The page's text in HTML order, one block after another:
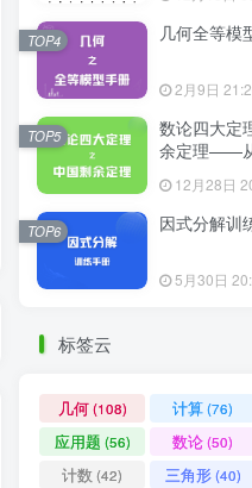
几何全等模
2月9日
TOP4
数论四大定
余定理——
代代数
12月28日
TOP5
因式分解训
5月30日
TOP6
标签云
几何(108) 计算(76)
应用题 (56) 数论(50)
计数(42) 三角形(40)